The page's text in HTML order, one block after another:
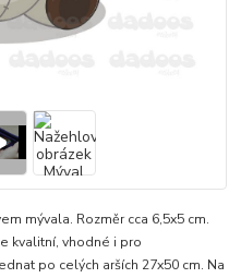
mývala. Rozměr cca 6,5x5 cm.
kvalitní, vhodné i pro
po celých arších 27x50 cm. Na